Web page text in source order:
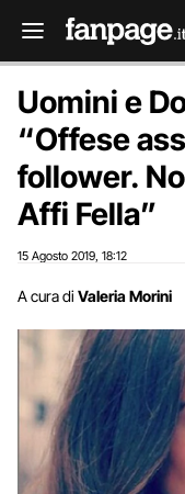
Uomini e
“Offese
follower.
Affi Fella”
15 Agosto 2019 18:12
A cura di Valeria Morini